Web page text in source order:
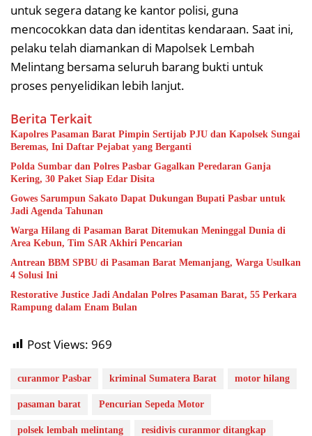
untuk segera datang ke kantor polisi, guna
mencocokkan data dan identitas kendaraan. Saat ini,
pelaku telah diamankan di Mapolsek Lembah
Melintang bersama seluruh barang bukti untuk
proses penyelidikan lebih lanjut.
Berita Terkait
Kapolres Pasaman Barat Pimpin Sertijab PJU dan Kapolsek Sungai
Beremas, Ini Daftar Pejabat yang Berganti
Polda Sumbar dan Polres Pasbar Gagalkan Peredaran Ganja
Kering, 30 Paket Siap Edar Disita
Gowes Sarumpun Sakato Dapat Dukungan Bupati Pasbar untuk
Jadi Agenda Tahunan
Warga Hilang di Pasaman Barat Ditemukan Meninggal Dunia di
Area Kebun, Tim SAR Akhiri Pencarian
Antrean BBM SPBU di Pasaman Barat Memanjang, Warga Usulkan
4 Solusi Ini
Restorative Justice Jadi Andalan Polres Pasaman Barat, 55 Perkara
Rampung dalam Enam Bulan
Post Views: 969
curanmor Pasbar kriminal Sumatera Barat motor hilang
pasaman barat Pencurian Sepeda Motor
polsek lembah melintang residivis curanmor ditangkap